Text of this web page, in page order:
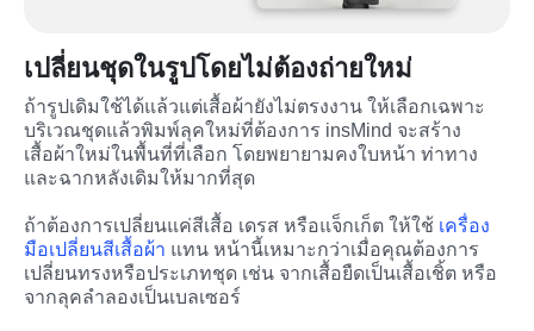
เปลี่ยนชุดในรูปโดยไม่ต้องถ่ายใหม่
ถ้ารูปเดิมใช้ได้แล้วแต่เสื้อผ้ายังไม่ตรงงาน ให้เลือกเฉพาะ
บริเวณชุดแล้วพิมพ์ลุคใหม่ที่ต้องการ insMind จะสร้าง
เสื้อผ้าใหม่ในพื้นที่ที่เลือก โดยพยายามคงใบหน้า ท่าทาง
และฉากหลังเดิมให้มากที่สุด
ถ้าต้องการเปลี่ยนแค่สีเสื้อ เดรส หรือแจ็กเก็ต ให้ใช้ เครื่อง
มือเปลี่ยนสีเสื้อผ้า แทน หน้านี้เหมาะกว่าเมื่อคุณต้องการ
เปลี่ยนทรงหรือประเภทชุด เช่น จากเสื้อยืดเป็นเสื้อเชิ้ต หรือ
จากลุคลำลองเป็นเบลเซอร์